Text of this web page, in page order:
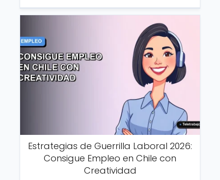
Estrategias de Guerrilla Laboral 2026:
Consigue Empleo en Chile con
Creatividad